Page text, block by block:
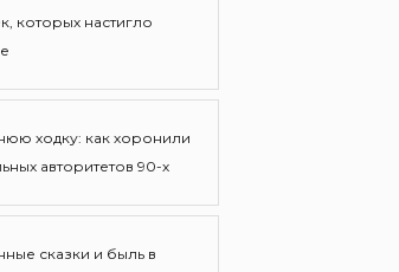
которых настигло
ходку: как хоронили
авторитетов 90-х
сказки и быль в